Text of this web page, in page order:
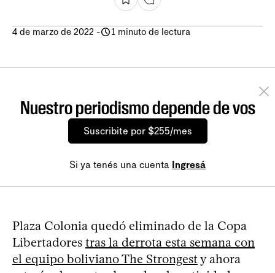
4 de marzo de 2022 - 1 minuto de lectura
Nuestro periodismo depende de vos
Suscribite por $255/mes
Si ya tenés una cuenta Ingresá
Plaza Colonia quedó eliminado de la Copa
Libertadores tras la derrota esta semana con
el equipo boliviano The Strongest y ahora